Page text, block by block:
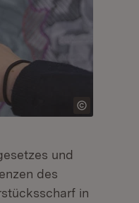
und
des
in